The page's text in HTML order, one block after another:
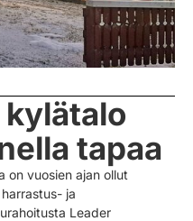
tapaa
on vuosien ajan ollut
ja
Leader